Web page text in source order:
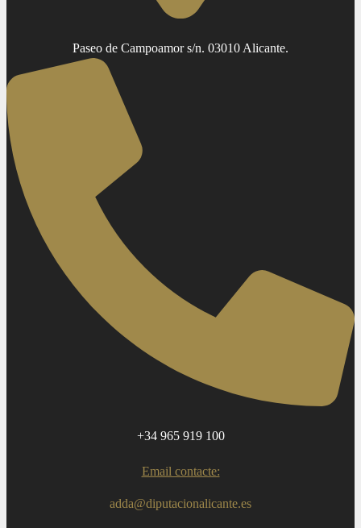
Paseo de Campoamor s/n. 03010 Alicante.
+34 965 919 100
Email contacte:
adda@diputacionalicante.es